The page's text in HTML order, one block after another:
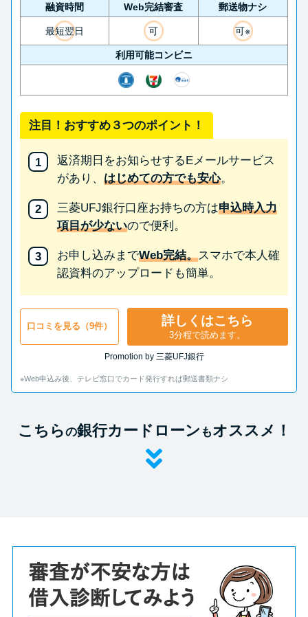
融資時間 Web完結審査 郵送物ナシ
最短翌日 可 可※
利用可能コンビニ
注目！おすすめ３つのポイント！
返済期日をお知らせするEメールサービス
があり、 はじめての方でも安心。
三菱UFJ銀行口座お持ちの方は申込時入力
項目が少ないので便利。
お申し込みまでWeb完結。スマホで本人確
認資料のアップロードも簡単。
口コミを見る（9件） 詳しくはこちら
3分程で読めます。
Promotion by 三菱UFJ銀行
※Web申込み後、テレビ窓口でカード発行すれば郵送書類ナシ
こちらの銀行カードローン もオススメ！